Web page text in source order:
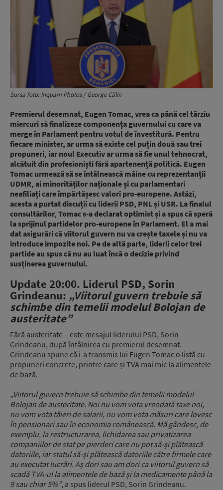
Sursa foto: Inquam Photos / George Călin
Premierul desemnat, Eugen Tomac, vrea ca până cel târziu
miercuri să finalizeze componența guvernului cu care va
merge în Parlament pentru votul de învestitură. Pentru
fiecare minister, ar urma să existe cel puțin două sau trei
propuneri, iar noul Executiv ar urma să fie unul tehnocrat,
alcătuit din profesioniști fără apartenență politică. Eugen
Tomac urmează să se întâlnească mâine cu reprezentanții
UDMR, ai minorităților naționale și cu parlamentari
neafiliați care împărtășesc valori pro-europene. Astăzi,
acesta a purtat discuții cu liderii PSD, PNL și USR. La finalul
consultărilor, Tomac s-a declarat optimist și a spus că speră
la sprijinul partidelor pro-europene în Parlament. El a mai
dat asigurări că viitorul guvern nu va crește taxele și nu va
introduce impozite noi. Pe de altă parte, liderii celor trei
partide au spus că nu au luat încă o decizie privind
susținerea guvernului.
Update 20:00. Liderul PSD, Sorin
Grindeanu: „Viitorul guvern trebuie să
schimbe din temelii modelul Bolojan de
austeritate”
Fără austeritate – este mesajul liderului PSD, Sorin
Grindeanu, după întâlnirea cu premierul desemnat.
Grindeanu spune că i-a transmis lui Eugen Tomac o listă cu
propuneri concrete, printre care și TVA mai mic la alimentele
de bază.
„Viitorul guvern trebuie să schimbe din temelii modelul
Bolojan de austeritate. Noi nu vom vota vreodată taxe noi,
nu vom vota tăieri de salarii, nu vom vota măsuri care lovesc
în pensionari sau în economia românească. Mă gândesc, de
exemplu, la restructurarea, lichidarea sau privatizarea
companiilor de stat pe pierderi care nu pot să-și plătească
datoriile, iar statul să-și plătească datoriile către firmele care
au executat lucrări. Aș dori sau am dori ca viitorul guvern să
scadă TVA-ul la alimentele de bază și la medicamente până la
9 sau chiar 5%”, a spus liderul PSD, Sorin Grindeanu.